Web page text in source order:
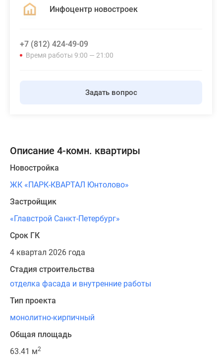
Инфоцентр новостроек
+7 (812) 424-49-09
Время работы 9:00 — 21:00
Задать вопрос
Описание 4-комн. квартиры
Новостройка
ЖК «ПАРК-КВАРТАЛ Юнтолово»
Застройщик
«Главстрой Санкт-Петербург»
Срок ГК
4 квартал 2026 года
Стадия строительства
отделка фасада и внутренние работы
Тип проекта
монолитно-кирпичный
Общая площадь
63.41 м2